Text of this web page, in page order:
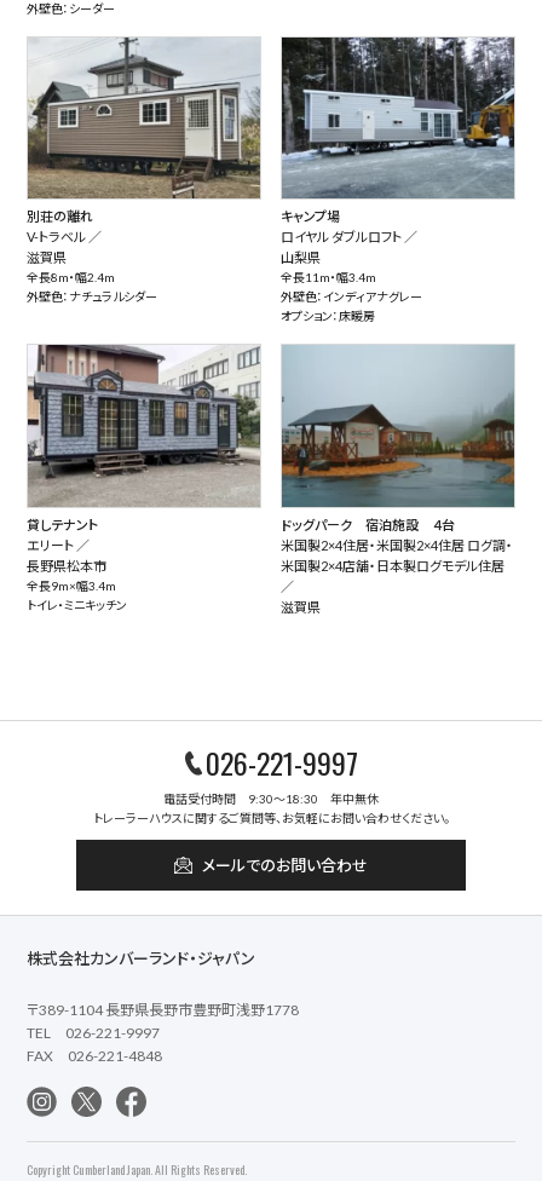
外壁色：シーダー
別荘の離れ
V-トラベル ／
滋賀県
全長8m・幅2.4m
外壁色：ナチュラルシダー
キャンプ場
ロイヤル ダブルロフト ／
山梨県
全長11m・幅3.4m
外壁色：インディアナグレー
オプション：床暖房
貸しテナント
エリート ／
長野県松本市
全長9m×幅3.4m
トイレ・ミニキッチン
ドッグパーク 宿泊施設 ４台
米国製2×4住居・米国製2×4住居 ログ調・
米国製2×4店舗・日本製ログモデル住居
／
滋賀県
026-221-9997
電話受付時間 9:30～18:30 年中無休
トレーラーハウスに関するご質問等、お気軽にお問い合わせください。
メールでのお問い合わせ
株式会社カンバーランド・ジャパン
〒389-1104 長野県長野市豊野町浅野1778
TEL 026-221-9997
FAX 026-221-4848
Copyright Cumberland Japan. All Rights Reserved.